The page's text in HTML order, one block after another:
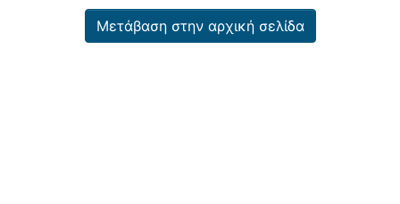
Μετάβαση στην αρχική σελίδα